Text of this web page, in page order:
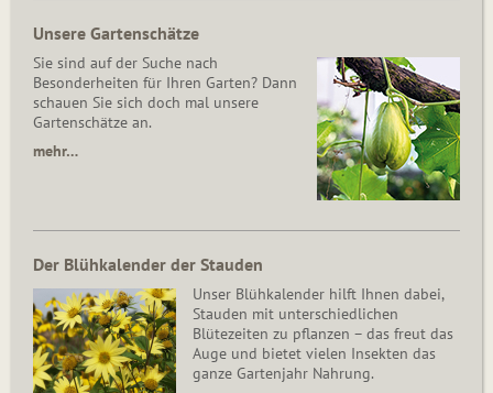
Unsere Gartenschätze
Sie sind auf der Suche nach
Besonderheiten für Ihren Garten? Dann
schauen Sie sich doch mal unsere
Gartenschätze an.
mehr…
Der Blühkalender der Stauden
Unser Blühkalender hilft Ihnen dabei,
Stauden mit unterschiedlichen
Blütezeiten zu pflanzen – das freut das
Auge und bietet vielen Insekten das
ganze Gartenjahr Nahrung.